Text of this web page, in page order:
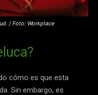
/ Foto: Workplace
cómo es que esta
Sin embargo, es